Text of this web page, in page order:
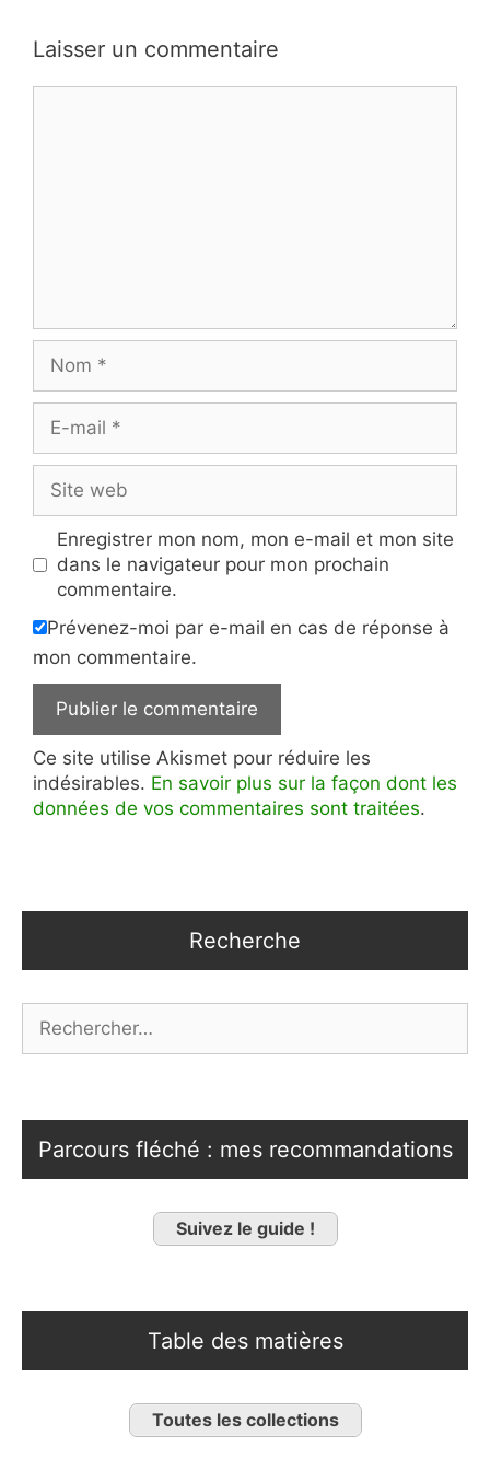
Laisser un commentaire
mail
web
Enregistrer mon nom, mon e-mail et mon site
dans le navigateur pour mon prochain
commentaire.
Prévenez-moi par e-mail en cas de réponse à
mon commentaire.
Ce site utilise Akismet pour réduire les
indésirables. En savoir plus sur la façon dont les
données de vos commentaires sont traitées.
Recherche
Parcours fléché : mes recommandations
Suivez le guide !
Table des matières
Toutes les collections